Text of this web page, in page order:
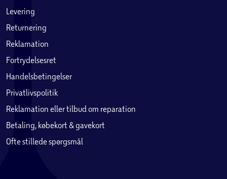
Levering
Returnering
Reklamation
Fortrydelsesret
Handelsbetingelser
Privatlivspolitik
Reklamation eller tilbud om reparation
Betaling, købekort & gavekort
Ofte stillede spørgsmål